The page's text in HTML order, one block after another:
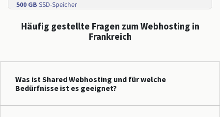
500 GB SSD-Speicher
Häufig gestellte Fragen zum Webhosting in
Frankreich
Was ist Shared Webhosting und für welche
Bedürfnisse ist es geeignet?